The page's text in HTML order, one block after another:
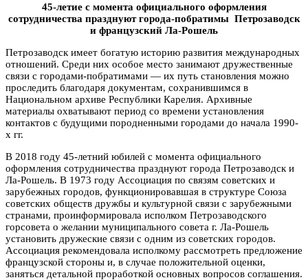
45-летие с момента официального оформления
сотрудничества празднуют города-побратимы Петрозаводск
и французский Ла-Рошель
Петрозаводск имеет богатую историю развития международных
отношений. Среди них особое место занимают дружественные
связи с городами-побратимами — их путь становления можно
проследить благодаря документам, сохранившимся в
Национальном архиве Республики Карелия. Архивные
материалы охватывают период со времени установления
контактов с будущими породненными городами до начала 1990-
х гг.
В 2018 году 45-летний юбилей с момента официального
оформления сотрудничества празднуют города Петрозаводск и
Ла-Рошель. В 1973 году Ассоциация по связям советских и
зарубежных городов, функционировавшая в структуре Союза
советских обществ дружбы и культурной связи с зарубежными
странами, проинформировала исполком Петрозаводского
горсовета о желании муниципального совета г. Ла-Рошель
установить дружеские связи с одним из советских городов.
Ассоциация рекомендовала исполкому рассмотреть предложение
французской стороны и, в случае положительной оценки,
заняться детальной проработкой основных вопросов соглашения.